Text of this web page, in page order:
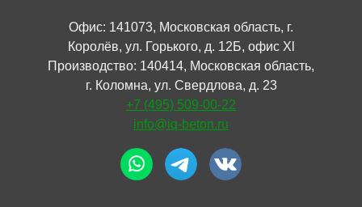
Офис: 141073, Московская область, г.
Королёв, ул. Горького, д. 12Б, офис Xl
Производство: 140414, Московская область,
г. Коломна, ул. Свердлова, д. 23
+7 (495) 509-00-22
info@iq-beton.ru